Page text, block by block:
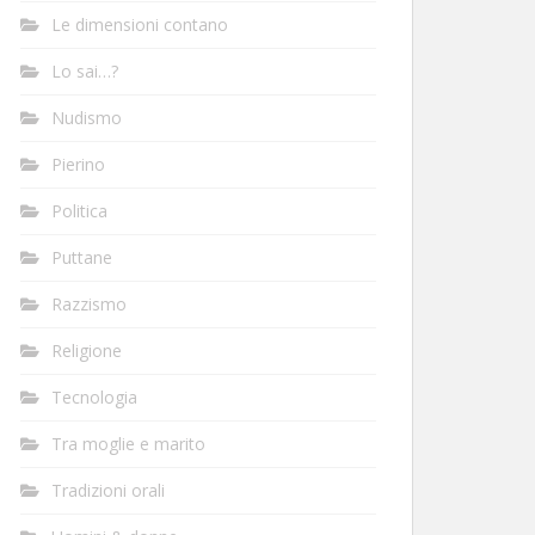
Le dimensioni contano
Lo sai…?
Nudismo
Pierino
Politica
Puttane
Razzismo
Religione
Tecnologia
Tra moglie e marito
Tradizioni orali